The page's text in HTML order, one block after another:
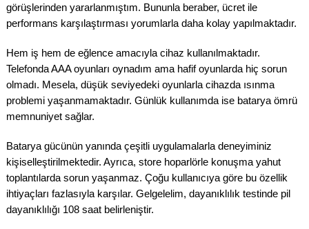
görüşlerinden yararlanmıştım. Bununla beraber, ücret ile
performans karşılaştırması yorumlarla daha kolay yapılmaktadır.
Hem iş hem de eğlence amacıyla cihaz kullanılmaktadır.
Telefonda AAA oyunları oynadım ama hafif oyunlarda hiç sorun
olmadı. Mesela, düşük seviyedeki oyunlarla cihazda ısınma
problemi yaşanmamaktadır. Günlük kullanımda ise batarya ömrü
memnuniyet sağlar.
Batarya gücünün yanında çeşitli uygulamalarla deneyiminiz
kişiselleştirilmektedir. Ayrıca, store hoparlörle konuşma yahut
toplantılarda sorun yaşanmaz. Çoğu kullanıcıya göre bu özellik
ihtiyaçları fazlasıyla karşılar. Gelgelelim, dayanıklılık testinde pil
dayanıklılığı 108 saat belirleniştir.